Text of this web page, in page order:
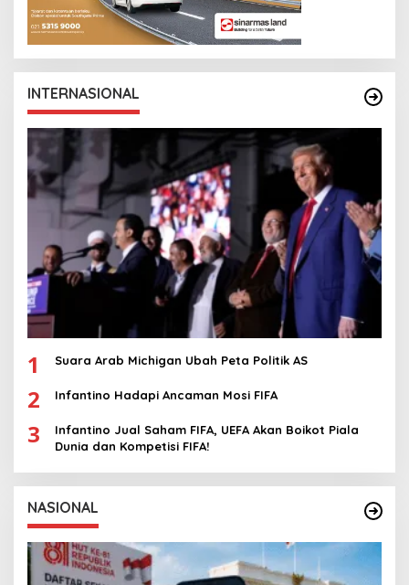
INTERNASIONAL
1 Suara Arab Michigan Ubah Peta Politik AS
2 Infantino Hadapi Ancaman Mosi FIFA
3
Infantino Jual Saham FIFA, UEFA Akan Boikot Piala
Dunia dan Kompetisi FIFA!
NASIONAL